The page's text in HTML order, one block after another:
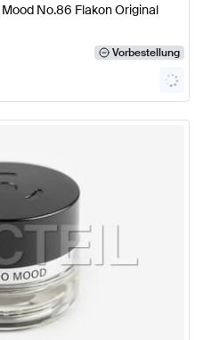
No.86 Flakon Original
Vorbestellung